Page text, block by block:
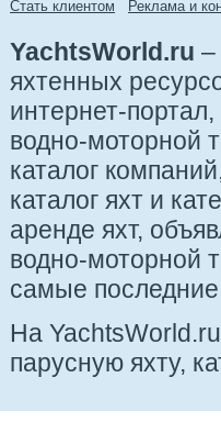
Стать клиентом Реклама и
YachtsWorld.ru –
яхтенных
интернет-
водно-моторной
каталог
каталог яхт и
аренде яхт,
водно-моторной
самые последние
На
парусную яхту,